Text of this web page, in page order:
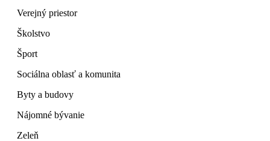
Verejný priestor
Školstvo
Šport
Sociálna oblasť a komunita
Byty a budovy
Nájomné bývanie
Zeleň